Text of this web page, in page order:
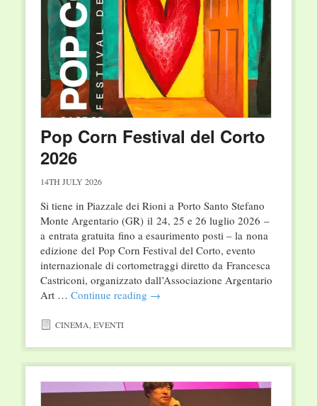
Pop Corn Festival del Corto
2026
14TH JULY 2026
Si tiene in Piazzale dei Rioni a Porto Santo Stefano
Monte Argentario (GR) il 24, 25 e 26 luglio 2026 –
a entrata gratuita fino a esaurimento posti – la nona
edizione del Pop Corn Festival del Corto, evento
internazionale di cortometraggi diretto da Francesca
Castriconi, organizzato dall’Associazione Argentario
Art … Continue reading →
CINEMA,EVENTI